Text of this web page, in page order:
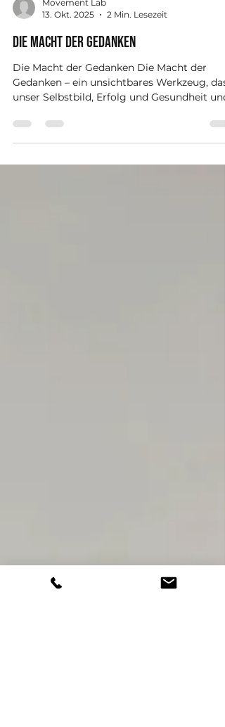
Movement Lab
13. Okt. 2025
2 Min. Lesezeit
Die Macht der Gedanken
Die Macht der Gedanken Die Macht der
Gedanken – ein unsichtbares Werkzeug, das